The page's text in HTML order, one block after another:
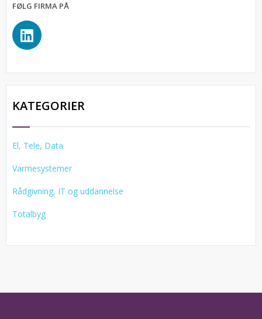
FØLG FIRMA PÅ
KATEGORIER
El, Tele, Data
Varmesystemer
Rådgivning, IT og uddannelse
Totalbyg